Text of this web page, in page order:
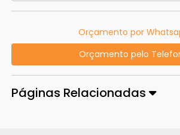
Orçamento por
Orçamento pelo
Páginas Relacionadas